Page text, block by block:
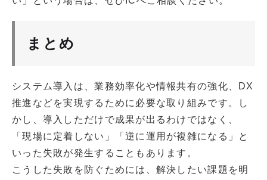
まとめ
システム導入は、業務効率化や情報共有の強化、DX
推進などを実現するために必要な取り組みです。し
かし、導入しただけで成果が出るわけではなく、
「現場に定着しない」「逆に運用が複雑になる」と
いった失敗が発生することもあります。
こうした失敗を防ぐためには、解決したい課題を明